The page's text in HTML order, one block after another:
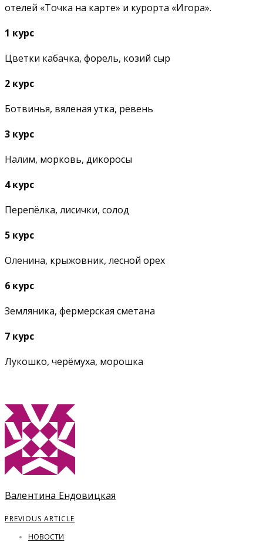
отелей «Точка на карте» и курорта «Игора».
1 курс
Цветки кабачка, форель, козий сыр
2 курс
Ботвинья, вяленая утка, ревень
3 курс
Налим, морковь, дикоросы
4 курс
Перепёлка, лисички, солод
5 курс
Оленина, крыжовник, лесной орех
6 курс
Земляника, фермерская сметана
7 курс
Лукошко, черёмуха, морошка
Валентина Ендовицкая
PREVIOUS ARTICLE
НОВОСТИ